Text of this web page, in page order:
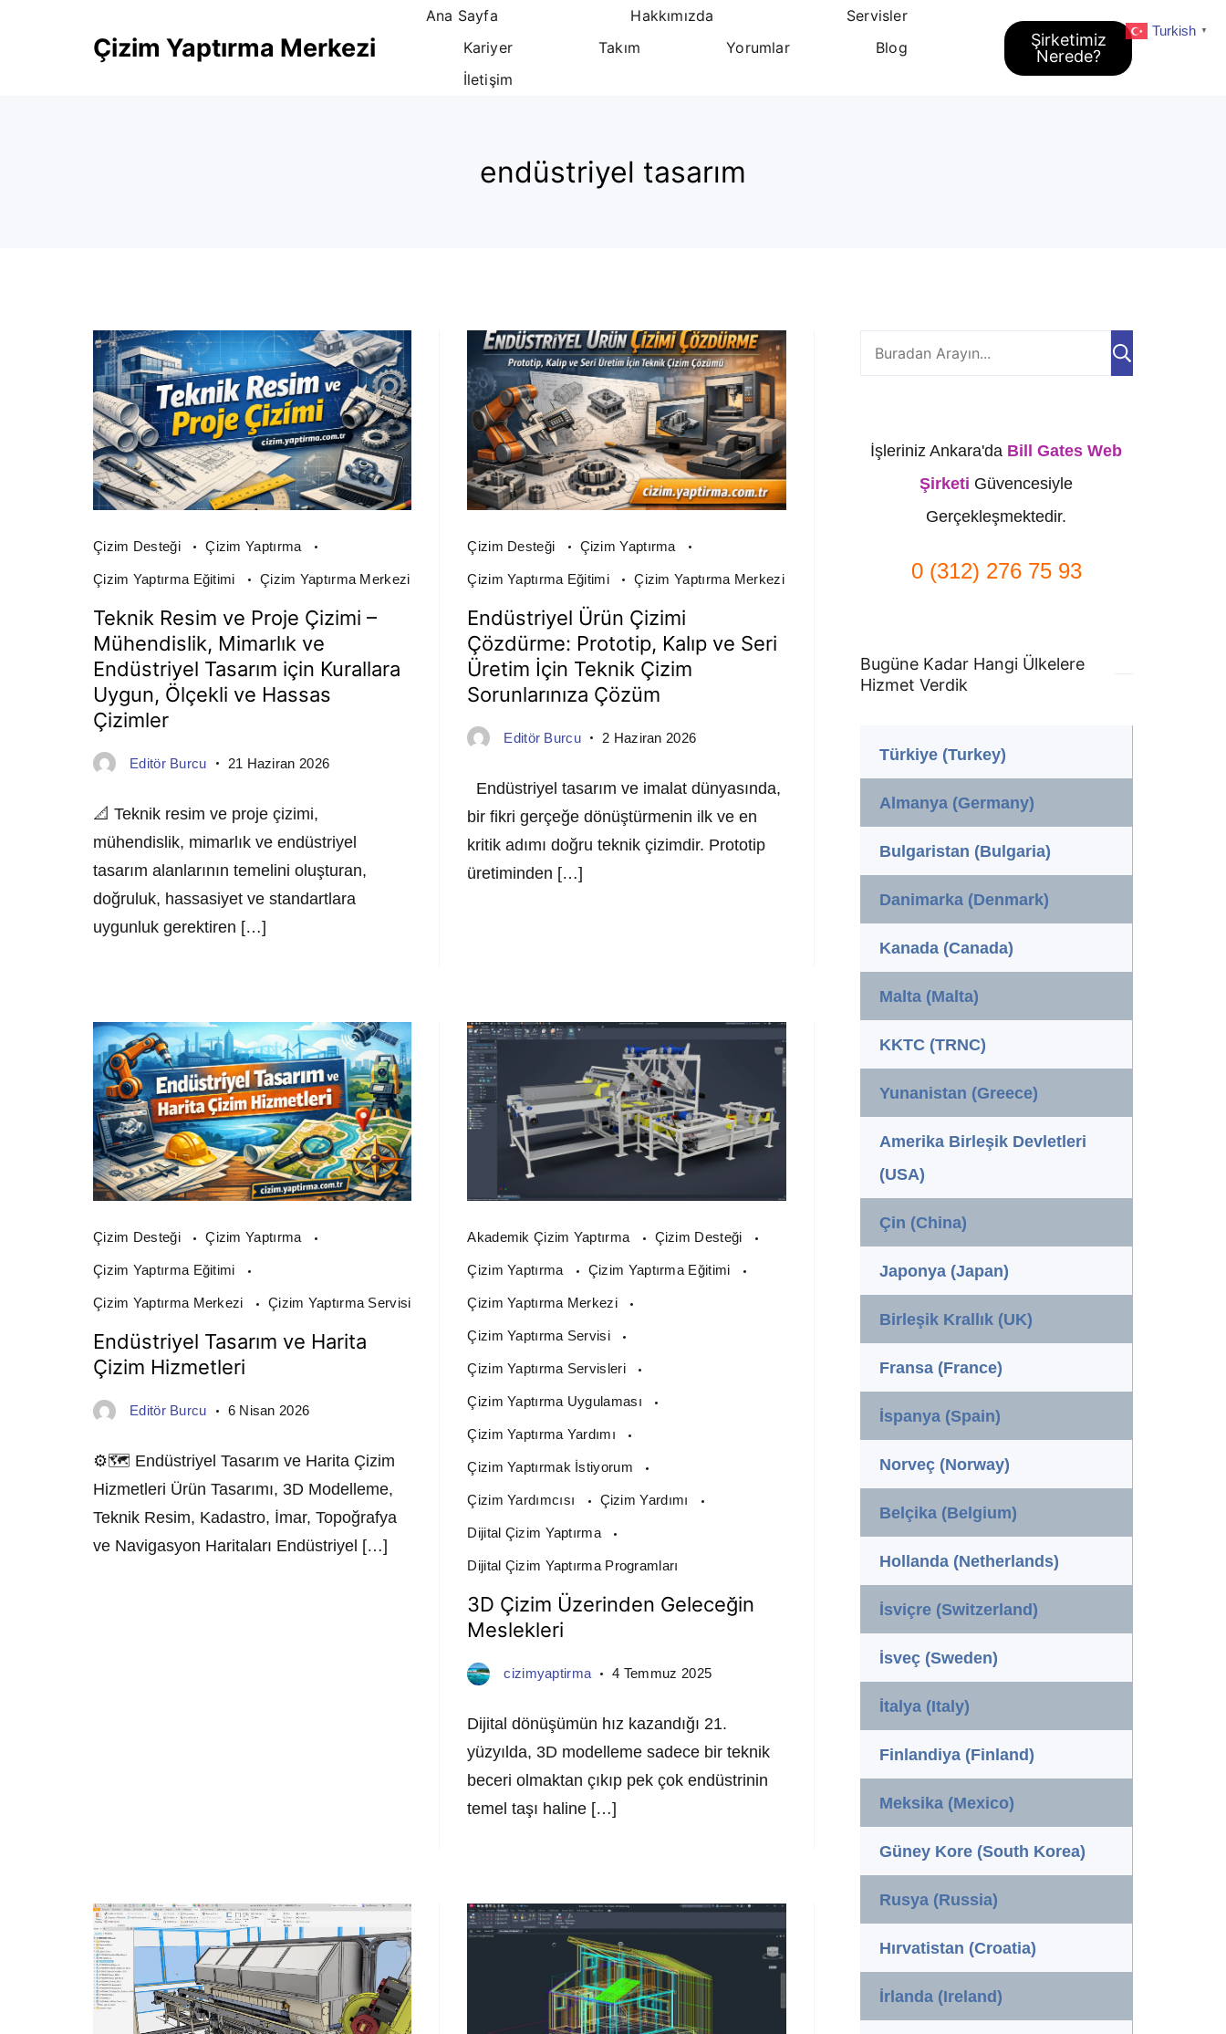
Çizim Yaptırma Merkezi
Ana Sayfa Hakkımızda
Servisler
Kariyer
Takım Yorumlar
Blog
İletişim
Şirketimiz
Nerede?
endüstriyel tasarım
Çizim Desteği Çizim Yaptırma
Çizim Yaptırma Eğitimi Çizim Yaptırma Merkezi
Teknik Resim ve Proje Çizimi –
Mühendislik, Mimarlık ve
Endüstriyel Tasarım için Kurallara
Uygun, Ölçekli ve Hassas
Çizimler
Editör Burcu 21 Haziran 2026
📐 Teknik resim ve proje çizimi,
mühendislik, mimarlık ve endüstriyel
tasarım alanlarının temelini oluşturan,
doğruluk, hassasiyet ve standartlara
uygunluk gerektiren […]
Çizim Desteği Çizim Yaptırma
Çizim Yaptırma Eğitimi Çizim Yaptırma Merkezi
Endüstriyel Ürün Çizimi
Çözdürme: Prototip, Kalıp ve Seri
Üretim İçin Teknik Çizim
Sorunlarınıza Çözüm
Editör Burcu 2 Haziran 2026
Endüstriyel tasarım ve imalat dünyasında,
bir fikri gerçeğe dönüştürmenin ilk ve en
kritik adımı doğru teknik çizimdir. Prototip
üretiminden […]
Çizim Desteği Çizim Yaptırma
Çizim Yaptırma Eğitimi
Çizim Yaptırma Merkezi Çizim Yaptırma Servisi
Endüstriyel Tasarım ve Harita
Çizim Hizmetleri
Editör Burcu 6 Nisan 2026
⚙️🗺️ Endüstriyel Tasarım ve Harita Çizim
Hizmetleri Ürün Tasarımı, 3D Modelleme,
Teknik Resim, Kadastro, İmar, Topoğrafya
ve Navigasyon Haritaları Endüstriyel […]
Akademik Çizim Yaptırma Çizim Desteği
Çizim Yaptırma Çizim Yaptırma Eğitimi
Çizim Yaptırma Merkezi
Çizim Yaptırma Servisi
Çizim Yaptırma Servisleri
Çizim Yaptırma Uygulaması
Çizim Yaptırma Yardımı
Çizim Yaptırmak İstiyorum
Çizim Yardımcısı Çizim Yardımı
Dijital Çizim Yaptırma
Dijital Çizim Yaptırma Programları
3D Çizim Üzerinden Geleceğin
Meslekleri
cizimyaptirma 4 Temmuz 2025
Dijital dönüşümün hız kazandığı 21.
yüzyılda, 3D modelleme sadece bir teknik
beceri olmaktan çıkıp pek çok endüstrinin
temel taşı haline […]
İşleriniz Ankara'da Bill Gates Web
Şirketi Güvencesiyle
Gerçekleşmektedir.
0 (312) 276 75 93
Bugüne Kadar Hangi Ülkelere
Hizmet Verdik
Türkiye (Turkey)
Almanya (Germany)
Bulgaristan (Bulgaria)
Danimarka (Denmark)
Kanada (Canada)
Malta (Malta)
KKTC (TRNC)
Yunanistan (Greece)
Amerika Birleşik Devletleri
(USA)
Çin (China)
Japonya (Japan)
Birleşik Krallık (UK)
Fransa (France)
İspanya (Spain)
Norveç (Norway)
Belçika (Belgium)
Hollanda (Netherlands)
İsviçre (Switzerland)
İsveç (Sweden)
İtalya (Italy)
Finlandiya (Finland)
Meksika (Mexico)
Güney Kore (South Korea)
Rusya (Russia)
Hırvatistan (Croatia)
İrlanda (Ireland)
Turkish ▼